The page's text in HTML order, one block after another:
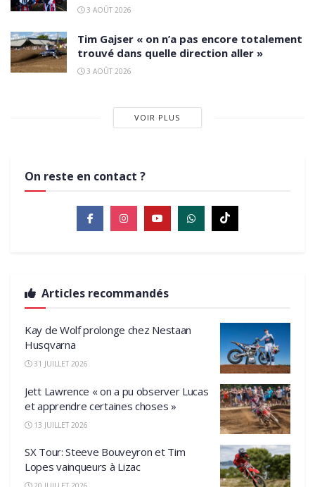
3 AOÛT 2026
Tim Gajser « on n’a pas encore totalement
trouvé dans quelle direction aller »
3 AOÛT 2026
VOIR PLUS
On reste en contact ?
Articles recommandés
Kay de Wolf prolonge chez Nestaan
Husqvarna
31 JUILLET 2026
Jett Lawrence « on a pu observer Lucas
et apprendre certaines choses »
13 JUILLET 2026
SX Tour: Steeve Bouveyron et Tim
Lopes vainqueurs à Lizac